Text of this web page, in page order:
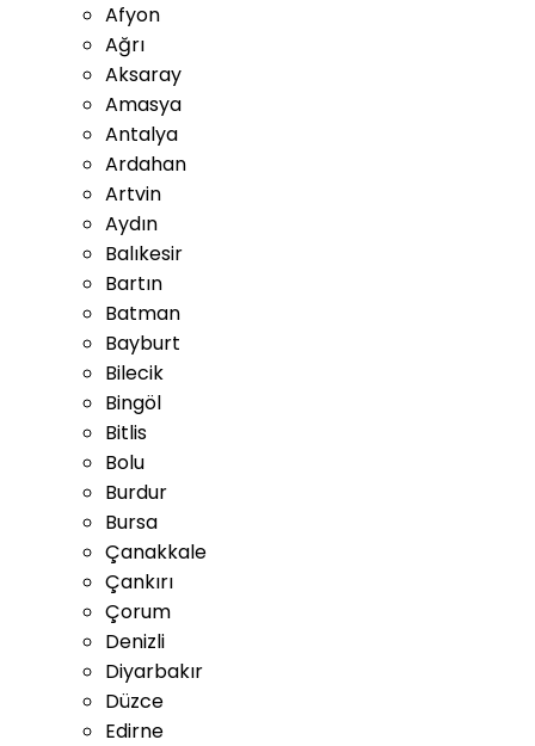
Afyon
Ağrı
Aksaray
Amasya
Antalya
Ardahan
Artvin
Aydın
Balıkesir
Bartın
Batman
Bayburt
Bilecik
Bingöl
Bitlis
Bolu
Burdur
Bursa
Çanakkale
Çankırı
Çorum
Denizli
Diyarbakır
Düzce
Edirne